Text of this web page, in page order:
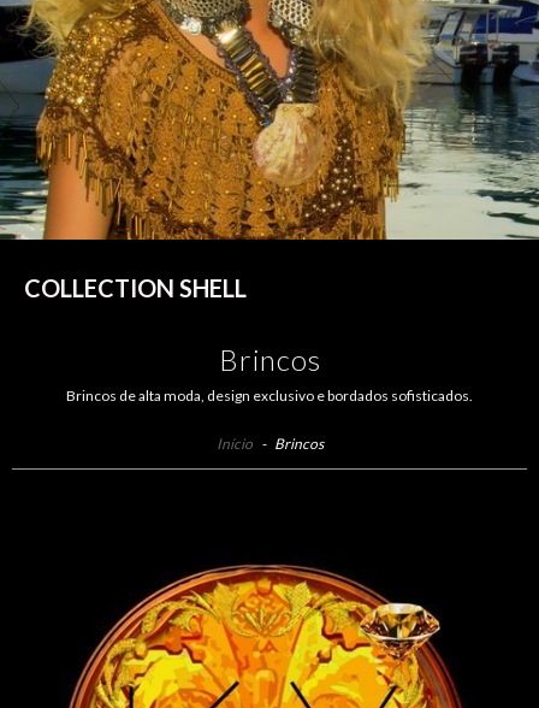
COLLECTION SHELL
Brincos
Brincos de alta moda, design exclusivo e bordados sofisticados.
Início - Brincos